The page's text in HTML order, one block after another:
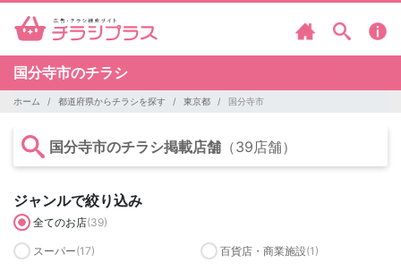
国分寺市のチラシ
ホーム 都道府県からチラシを探す 東京都 国分寺市
国分寺市のチラシ掲載店舗 （39店舗）
ジャンルで絞り込み
全てのお店(39)
スーパー(17) 百貨店・商業施設(1)